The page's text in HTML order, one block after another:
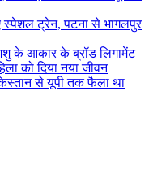
स्पेशल ट्रेन, पटना से भागलपुर
के आकार के ब्रॉड लिगामेंट
को दिया नया जीवन
से यूपी तक फैला था